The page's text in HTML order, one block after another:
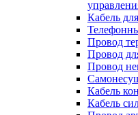
Кабель
Провод
Провод
Провод
Кабель
Кабель